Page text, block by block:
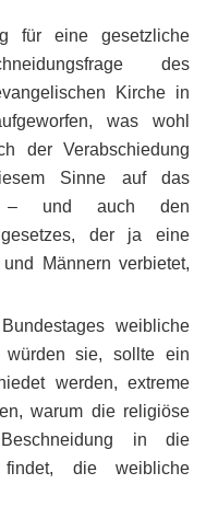
für eine gesetzliche
des
Kirche in
was wohl
der Verabschiedung
Sinne auf das
– und auch den
der ja eine
Männern verbietet,
weibliche
würden sie, sollte ein
werden, extreme
warum die religiöse
in die
findet, die weibliche